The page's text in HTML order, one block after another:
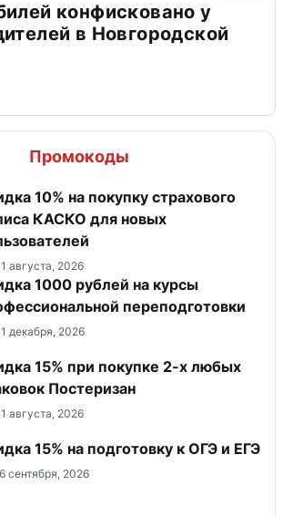
конфисковано у
в Новгородской
Промокоды
10% на покупку страхового
КАСКО для новых
августа, 2026
1000 рублей на курсы
переподготовки
декабря, 2026
15% при покупке 2-х любых
Постеризан
августа, 2026
15% на подготовку к ОГЭ и ЕГЭ
сентября, 2026